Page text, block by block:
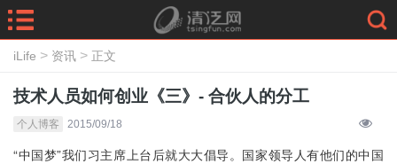
iLife > 资讯 > 正文
技术人员如何创业《三》- 合伙人的分工
个人博客 2015/09/18
“中国梦”我们习主席上台后就大大倡导。国家领导人有他们的中国